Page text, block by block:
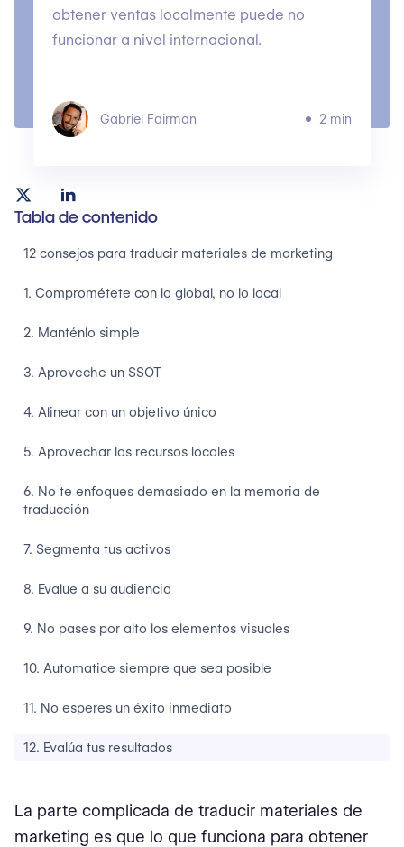
obtener ventas localmente puede no
funcionar a nivel internacional.
Gabriel Fairman 2 min
Tabla de contenido
12 consejos para traducir materiales de marketing
1. Comprométete con lo global, no lo local
2. Manténlo simple
3. Aproveche un SSOT
4. Alinear con un objetivo único
5. Aprovechar los recursos locales
6. No te enfoques demasiado en la memoria de
traducción
7. Segmenta tus activos
8. Evalue a su audiencia
9. No pases por alto los elementos visuales
10. Automatice siempre que sea posible
11. No esperes un éxito inmediato
12. Evalúa tus resultados
global
La parte complicada de traducir materiales de
marketing es que lo que funciona para obtener